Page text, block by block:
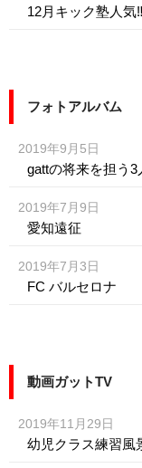
12月キック塾人気‼️
フォトアルバム
2019年9月5日
gattの将来を担
2019年7月9日
愛知遠征
2019年7月3日
FC バルセロナ
動画ガットTV
2019年11月29日
幼児クラス練習風